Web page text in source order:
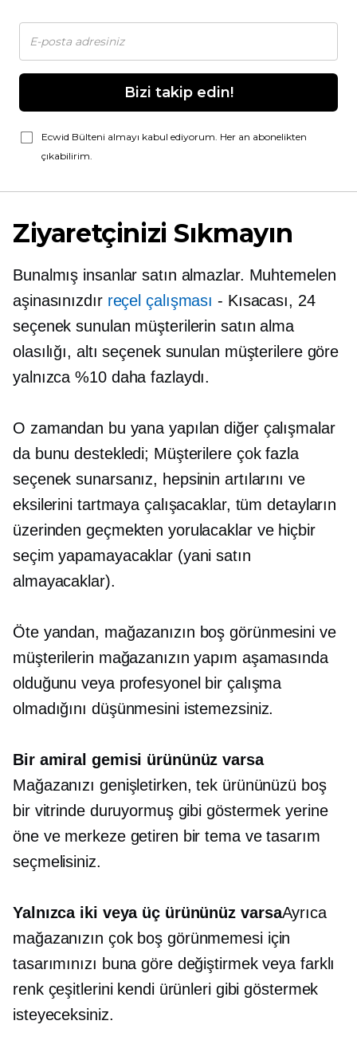
Bizi takip edin!
Ecwid Bülteni almayı kabul ediyorum. Her an abonelikten
çıkabilirim.
Ziyaretçinizi Sıkmayın
Bunalmış insanlar satın almazlar. Muhtemelen
aşinasınızdır reçel çalışması - Kısacası, 24
seçenek sunulan müşterilerin satın alma
olasılığı, altı seçenek sunulan müşterilere göre
yalnızca %10 daha fazlaydı.
O zamandan bu yana yapılan diğer çalışmalar
da bunu destekledi; Müşterilere çok fazla
seçenek sunarsanız, hepsinin artılarını ve
eksilerini tartmaya çalışacaklar, tüm detayların
üzerinden geçmekten yorulacaklar ve hiçbir
seçim yapamayacaklar (yani satın
almayacaklar).
Öte yandan, mağazanızın boş görünmesini ve
müşterilerin mağazanızın yapım aşamasında
olduğunu veya profesyonel bir çalışma
olmadığını düşünmesini istemezsiniz.
Bir amiral gemisi ürününüz varsa
Mağazanızı genişletirken, tek ürününüzü boş
bir vitrinde duruyormuş gibi göstermek yerine
öne ve merkeze getiren bir tema ve tasarım
seçmelisiniz.
Yalnızca iki veya üç ürününüz varsaAyrıca
mağazanızın çok boş görünmemesi için
tasarımınızı buna göre değiştirmek veya farklı
renk çeşitlerini kendi ürünleri gibi göstermek
isteyeceksiniz.